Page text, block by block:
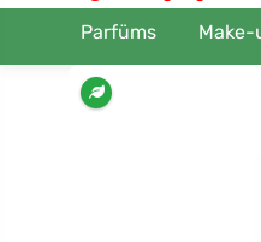
Parfüms Make-